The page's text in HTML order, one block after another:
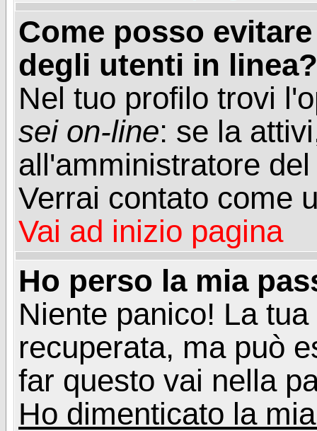
Come posso
degli utenti in linea?
Nel tuo profilo trovi
sei on-line: se la
all'amministratore
Verrai contato come
Vai ad inizio pagina
Ho perso la mia
Niente panico! La
recuperata, ma può
far questo vai nella
Ho dimenticato la